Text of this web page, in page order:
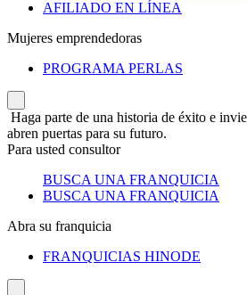
AFILIADO EN LÍNEA
Mujeres emprendedoras
PROGRAMA PERLAS
Haga parte de una historia de éxito e
abren puertas para su futuro.
Para usted consultor
BUSCA UNA FRANQUICIA
BUSCA UNA FRANQUICIA
Abra su franquicia
FRANQUICIAS HINODE